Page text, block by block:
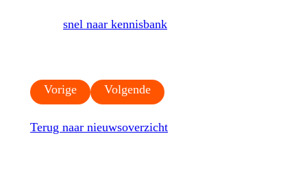
snel naar kennisbank
Vorige Volgende
Terug naar nieuwsoverzicht